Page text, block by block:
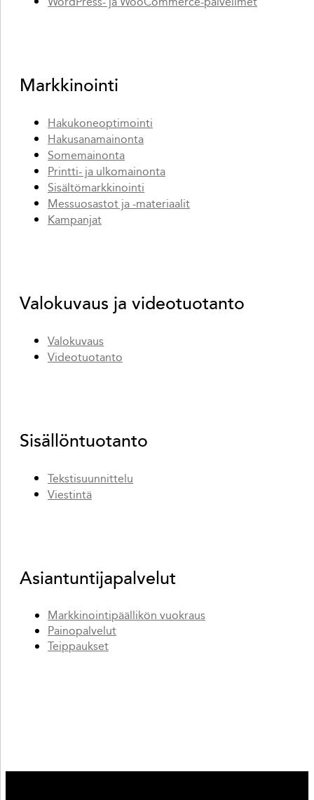
Markkinointi
Hakukoneoptimointi
Hakusanamainonta
Somemainonta
Printti- ja ulkomainonta
Sisältömarkkinointi
Messuosastot ja -materiaalit
Kampanjat
Valokuvaus ja videotuotanto
Valokuvaus
Videotuotanto
Sisällöntuotanto
Tekstisuunnittelu
Viestintä
Asiantuntijapalvelut
Markkinointipäällikön vuokraus
Painopalvelut
Teippaukset